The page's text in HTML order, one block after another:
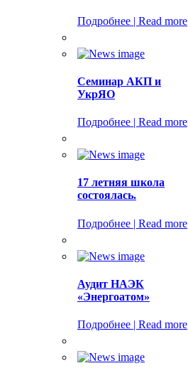
Подробнее | Read more
Семинар АКП и
УкрЯО
Подробнее | Read more
17 летняя школа
состоялась.
Подробнее | Read more
Аудит НАЭК
«Энергоатом»
Подробнее | Read more